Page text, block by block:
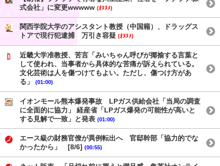
式会社」に変更wwwww (ｵﾇﾇﾒ)
関西学院大学のアシスタント教授（中国籍）、ドラッグス
トアで現行犯逮捕 万引き容疑 (ｵﾇﾇﾒ)
近畿大学准教授、苦言「みいちゃん呼びが揶揄する言葉と
して使われ、当事者から具体的な苦痛が訴えられている。
文化芸術は人を傷つけてもよい。ただし、傷つけ方があ
る」
(01:00)
イオンモール熊本爆発事故 LPガス供給会社「当局の調査
に全面的に協力」 経産省「LPガス爆発の可能性が高いと
する見解で一致」と発表 (01:00)
エース級の財務官僚が異例転出へ 官邸幹部「協力的でな
かったから」 [8/6] (00:55)